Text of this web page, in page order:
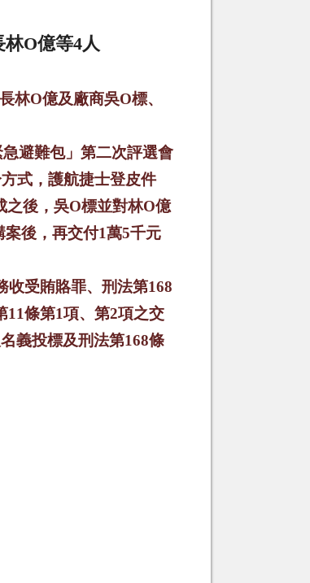
林O億等4人
林O億及廠商吳O標、
避難包」第二次評選會
式，護航捷士登皮件
之後，吳O標並對林O億
案後，再交付1萬5千元
收受賄賂罪、刑法第168
11條第1項、第2項之交
義投標及刑法第168條